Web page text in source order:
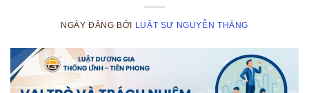
NGÀY ĐĂNG BỞI LUẬT SƯ NGUYỄN THẮNG